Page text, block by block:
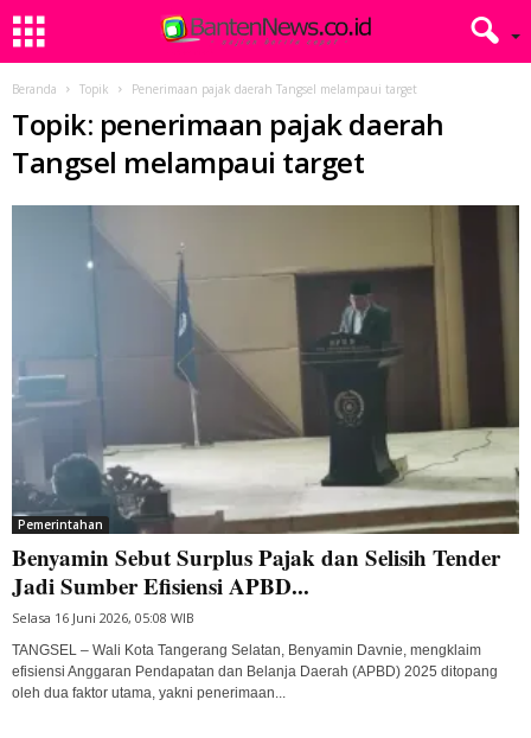
Beranda Topik Penerimaan pajak daerah Tangsel melampaui target
Topik: penerimaan pajak daerah
Tangsel melampaui target
Pemerintahan
Benyamin Sebut Surplus Pajak dan Selisih Tender
Jadi Sumber Efisiensi APBD...
Selasa 16 Juni 2026, 05:08 WIB
TANGSEL – Wali Kota Tangerang Selatan, Benyamin Davnie, mengklaim
efisiensi Anggaran Pendapatan dan Belanja Daerah (APBD) 2025 ditopang
oleh dua faktor utama, yakni penerimaan...